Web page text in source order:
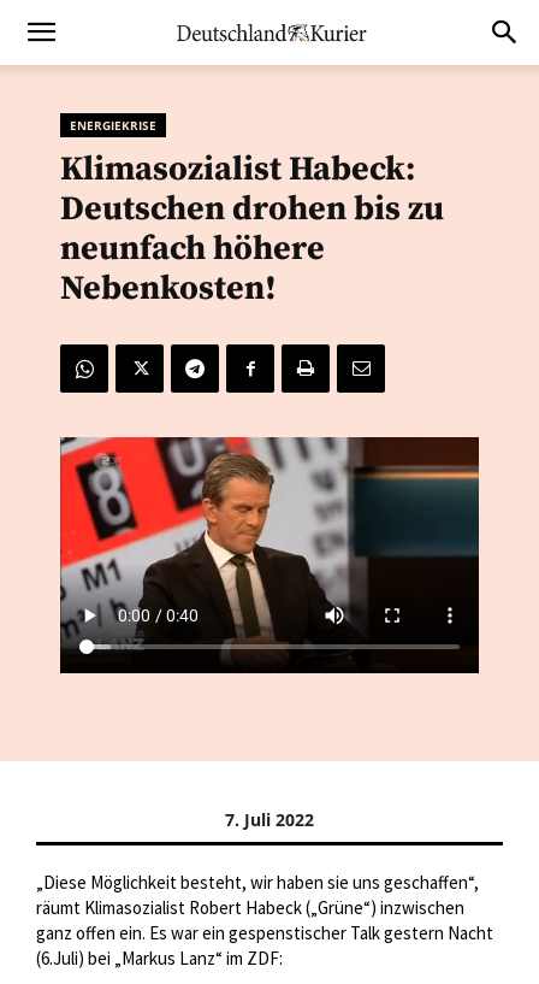
ENERGIEKRISE
Klimasozialist Habeck:
Deutschen drohen bis zu
neunfach höhere
Nebenkosten!
7. Juli 2022
„Diese Möglichkeit besteht, wir haben sie uns geschaffen“,
räumt Klimasozialist Robert Habeck („Grüne“) inzwischen
ganz offen ein. Es war ein gespenstischer Talk gestern Nacht
(6.Juli) bei „Markus Lanz“ im ZDF: